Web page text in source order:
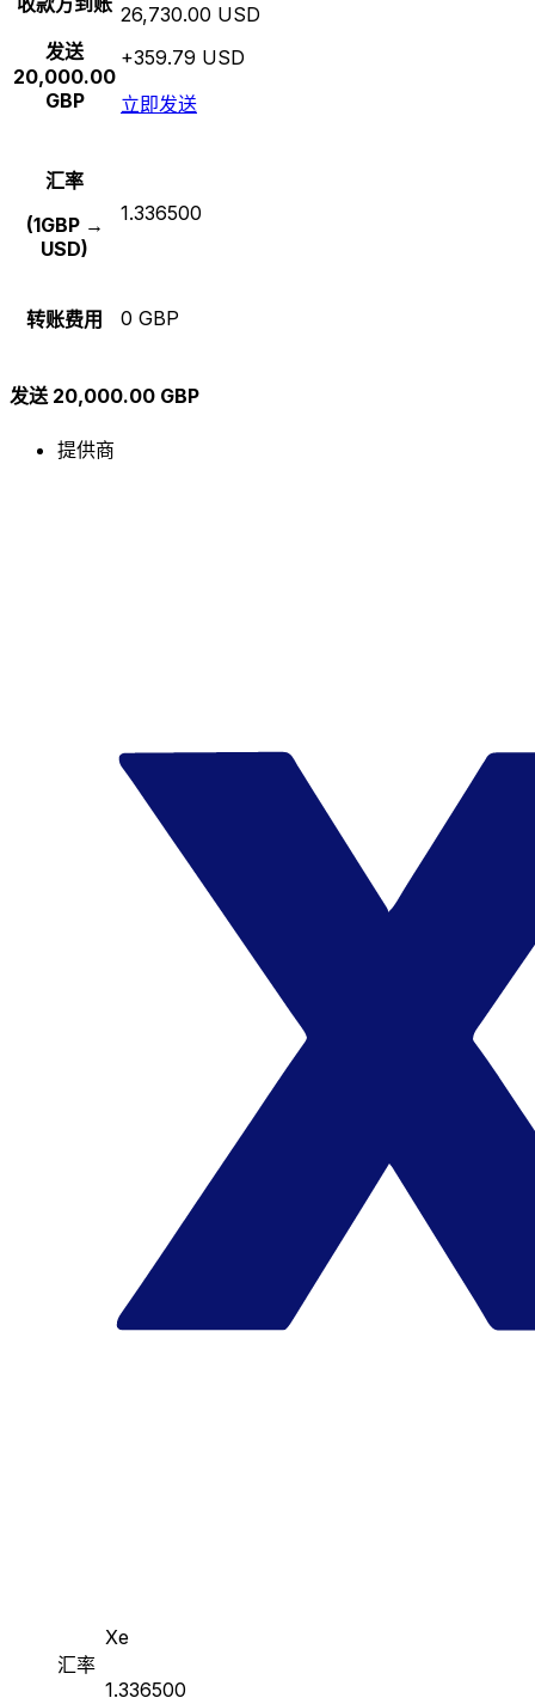
发送
20,000.00
GBP
26,730.00 USD
+359.79 USD
立即发送
汇率
(1GBP →
USD)
1.336500
转账费用 0 GBP
发送 20,000.00 GBP
提供商
Xe
汇率
1.336500